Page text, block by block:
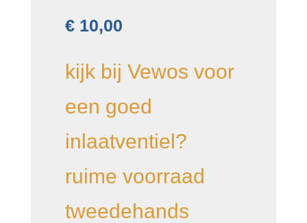
€10,00
kijk bij Vewos voor
een goed
inlaatventiel?
ruime voorraad
tweedehands